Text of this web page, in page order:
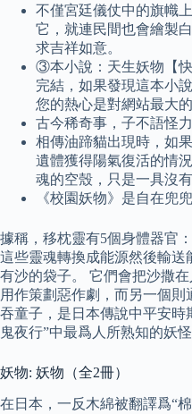
不僅宮廷儀仗中的旗幟
它，就連民間也會繪製
求吉祥如意。
③本小說：天生妖物【
完結，如果發現這本小
您的熱心是對網站最大的
古今稀奇事，子不語怪
相傳油蹄貓出現時，如
遺體獲得陽氣復活的情
魂的空殼，只是一具沒
《校園妖物》是自在兜
據稱，移枕靈有5個身體器官
這些靈魂轉換成能源然後輸
有沙的袋子。 它們會把沙撒
用作策劃惡作劇，而另一個
吞童子，是日本傳說中平安時
鬼夜行”中最爲人所熟知的妖怪
妖物: 妖物（全2冊）
在日本，一反木綿被翻譯爲“